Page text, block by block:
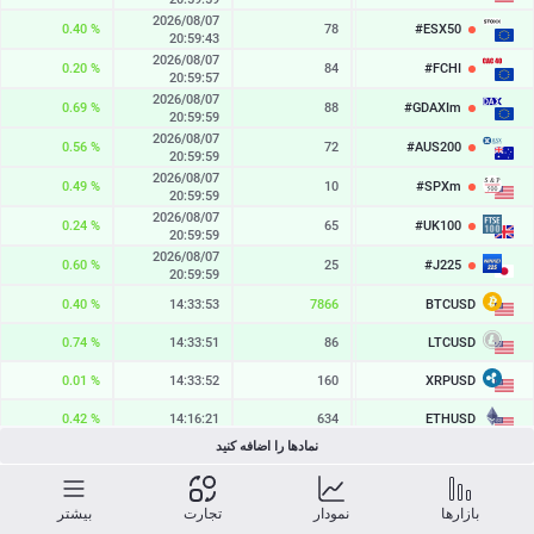
#ESX50
6545.4
78
2026/08/07
20:59:43
0.40 %
#FCHI
8730.2
84
2026/08/07
20:59:57
0.20 %
#GDAXIm
26376.6
88
2026/08/07
20:59:59
0.69 %
#AUS200
9295.8
72
2026/08/07
20:59:59
0.56 %
#SPXm
7761.1
10
2026/08/07
20:59:59
0.49 %
#UK100
10904.7
65
2026/08/07
20:59:59
0.24 %
#J225
66263
25
2026/08/07
20:59:59
0.60 %
BTCUSD
65156.978
7866
14:33:53
0.40 %
LTCUSD
46.333
86
14:33:51
0.74 %
XRPUSD
1.03955
160
14:33:52
0.01 %
ETHUSD
1923.817
634
14:16:21
0.42 %
14:33:53
SOLUSD
76.79
12
14:33:53
1.03 %
2026/08/07
نمادها را اضافه کنید
بازارها نمودار تجارت بیشتر